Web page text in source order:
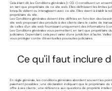
Cela étant dit, les Conditions générales (« CG ») constituent un
en tant que propriétaire de ce site web. Elles définissent les limites
lorsqu'ils visitent ou interagissent avec ce site. Elles visent à établir la
propriétaire du site.
Les Conditions générales doivent être définies en fonction des
site web proposant des produits à des clients dans le cadre de
de celles d'un site web fournissant uniquement des informations
Les Conditions générales vous permettent, en tant que propriétaire
judiciaires. Cependant, cela peut varier d'une juridiction à l'autre.
vous protéger contre d'éventuelles poursuites judiciaires.
​Ce qu'il faut inclure
​En règle générale, les conditions générales abordent souvent les
paiement possibles ; une déclaration indiquant que le propriétaire du
offre à ses clients ; une référence aux questions de propriété